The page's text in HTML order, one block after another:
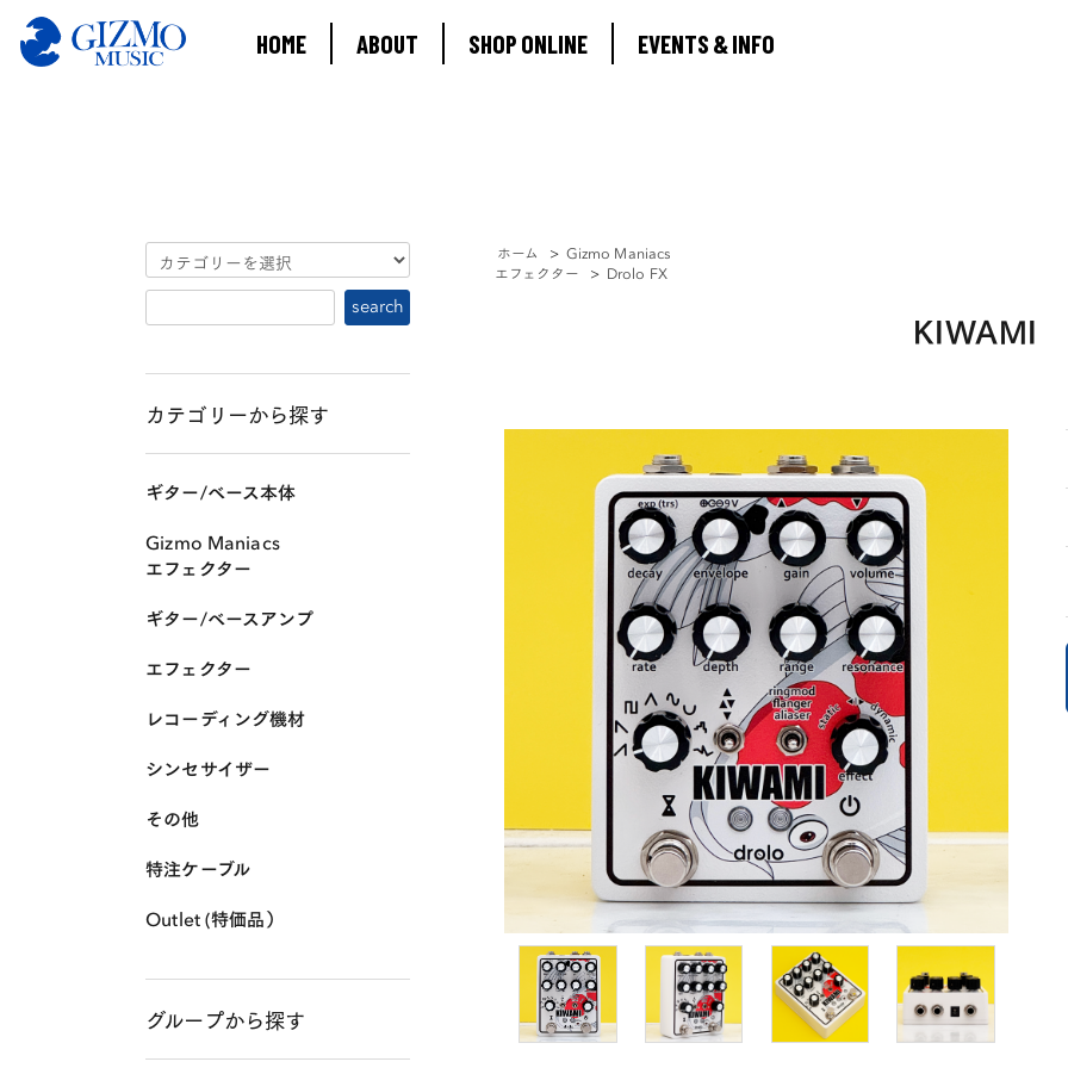
HOME ABOUT SHOP ONLINE EVENTS & INFOABOUT
MY ACCOUNT
ホーム > Gizmo Maniacs
エフェクター > Drolo FX
KIWAMI
カテゴリーから探す
ギター/ベース本体
Gizmo Maniacs
エフェクター
ギター/ベースアンプ
エフェクター
レコーディング機材
シンセサイザー
その他
特注ケーブル
Outlet (特価品）
グループから探す